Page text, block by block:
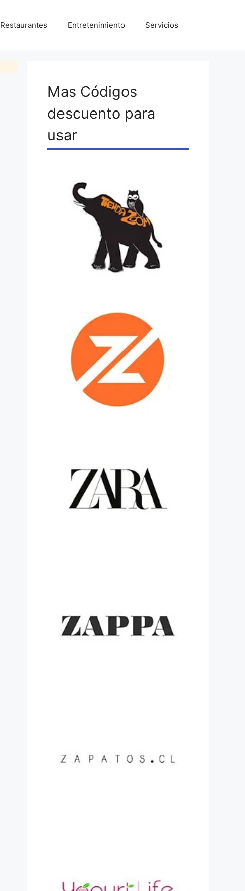
Restaurantes Entretenimiento Servicios
Mas Códigos
descuento para
usar